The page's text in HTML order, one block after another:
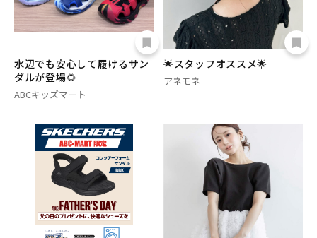
水辺でも安心して履けるサン
ダルが登場🌻
ABCキッズマート
🌟スタッフオススメ🌟
アネモネ